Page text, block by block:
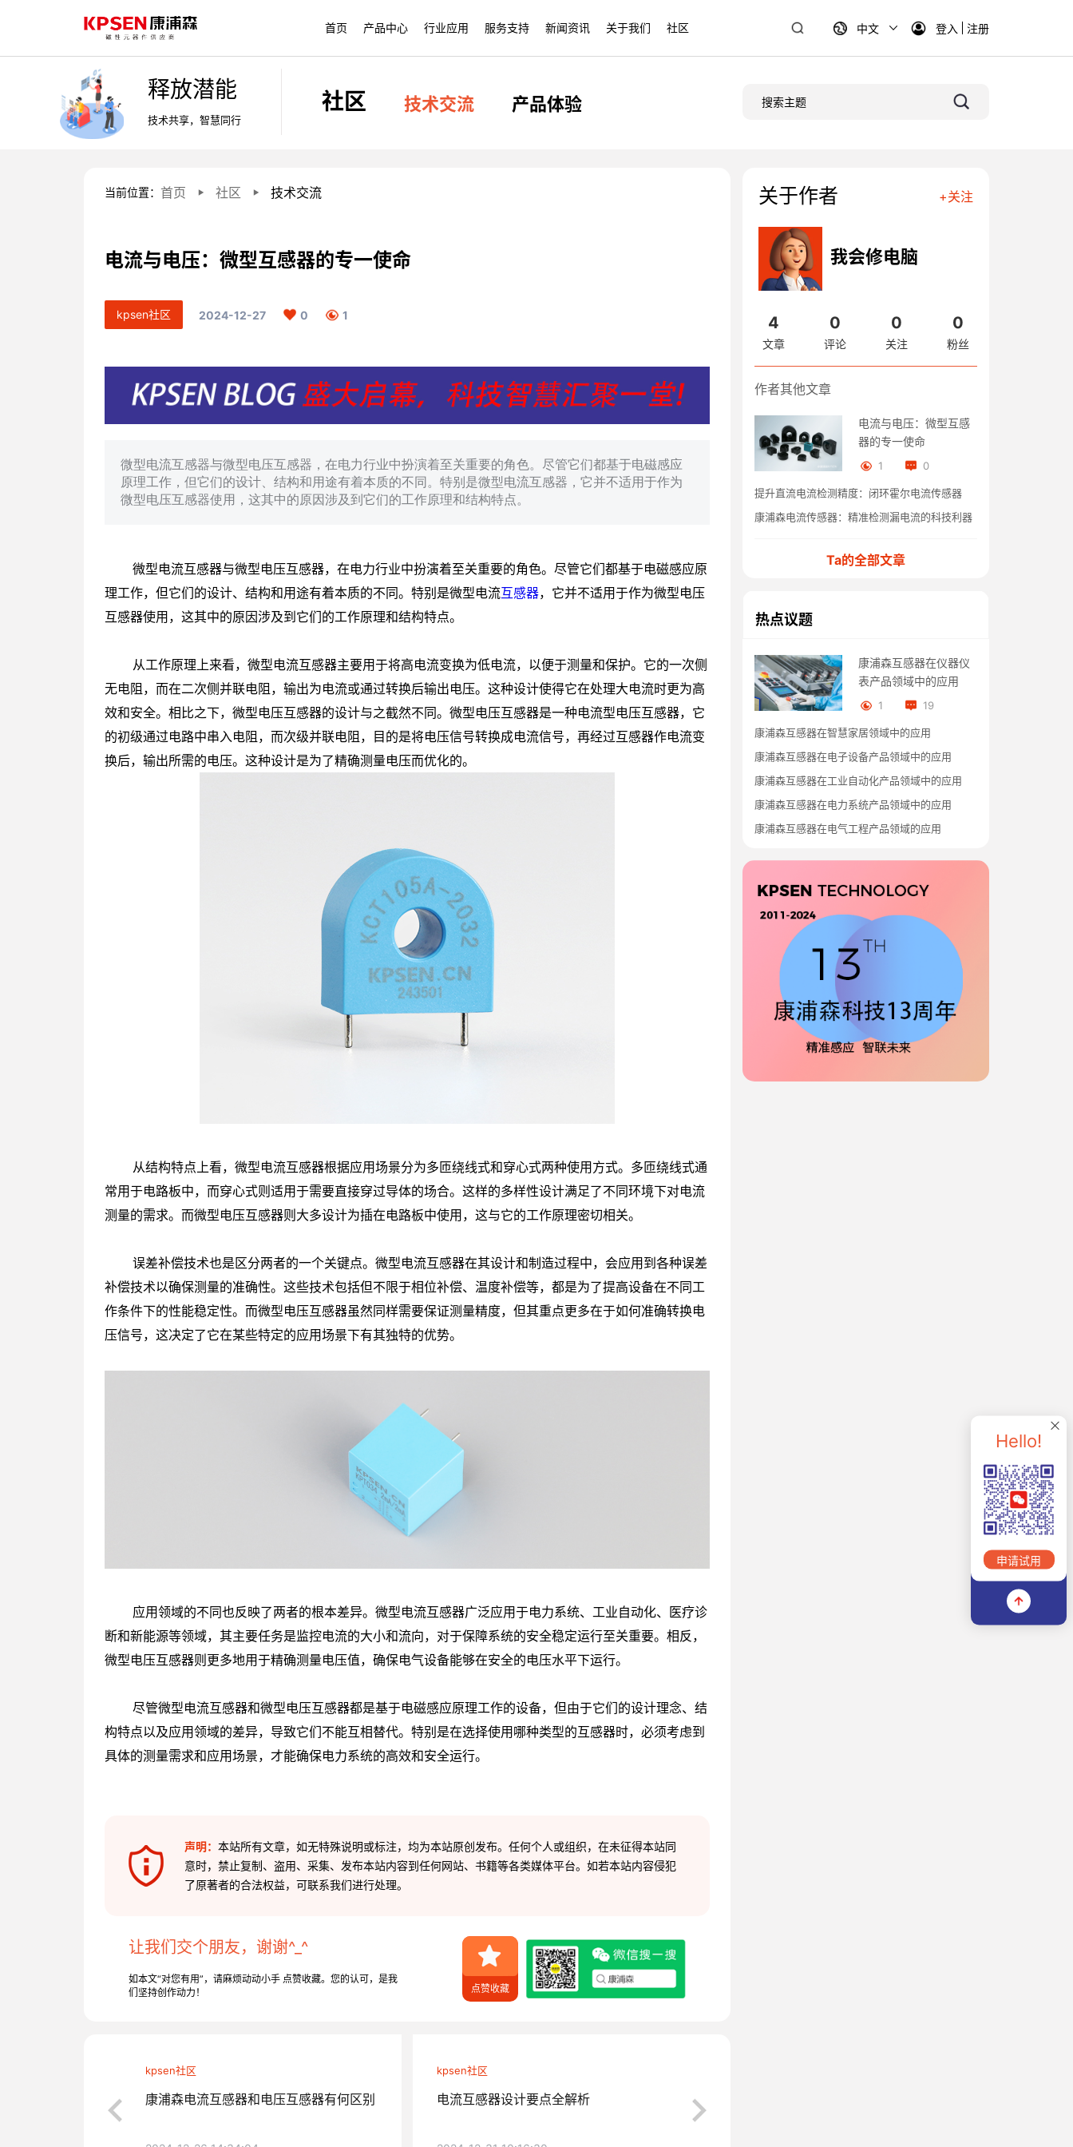
首页 产品中心
电流互感器
直针式电流互感器
引线式电流互感器
三相电流互感器
抗直流互感器
微型电压互感器
针式电压互感器
传感器
行业应用
新能源 电力设备
智能测控 智能家居
服务支持
技术支持 保障服务
样品定制与购买 在线咨询
新闻资讯
公司新闻
关于我们
公司简介 发展历程
加入我们 联系我们
社区
技术交流
中文 登入 注册
释放潜能
技术共享，智慧同行
社区 技术交流 产品体验
当前位置： 首页 ▶ 社区 ▶ 技术交流
电流与电压：微型互感器的专一使命
kpsen社区 2024-12-27 0 1
微型电流互感器与微型电压互感器，在电力行业中扮演着至关重要的角色。尽管它们都基于电磁感应
原理工作，但它们的设计、结构和用途有着本质的不同。特别是微型电流互感器，它并不适用于作为
微型电压互感器使用，这其中的原因涉及到它们的工作原理和结构特点。
微型电流互感器与微型电压互感器，在电力行业中扮演着至关重要的角色。尽管它们都基于电磁感应原
理工作，但它们的设计、结构和用途有着本质的不同。特别是微型电流互感器，它并不适用于作为微型电压
互感器使用，这其中的原因涉及到它们的工作原理和结构特点。
从工作原理上来看，微型电流互感器主要用于将高电流变换为低电流，以便于测量和保护。它的一次侧
无电阻，而在二次侧并联电阻，输出为电流或通过转换后输出电压。这种设计使得它在处理大电流时更为高
效和安全。相比之下，微型电压互感器的设计与之截然不同。微型电压互感器是一种电流型电压互感器，它
的初级通过电路中串入电阻，而次级并联电阻，目的是将电压信号转换成电流信号，再经过互感器作电流变
换后，输出所需的电压。这种设计是为了精确测量电压而优化的。
从结构特点上看，微型电流互感器根据应用场景分为多匝绕线式和穿心式两种使用方式。多匝绕线式通
常用于电路板中，而穿心式则适用于需要直接穿过导体的场合。这样的多样性设计满足了不同环境下对电流
测量的需求。而微型电压互感器则大多设计为插在电路板中使用，这与它的工作原理密切相关。
误差补偿技术也是区分两者的一个关键点。微型电流互感器在其设计和制造过程中，会应用到各种误差
补偿技术以确保测量的准确性。这些技术包括但不限于相位补偿、温度补偿等，都是为了提高设备在不同工
作条件下的性能稳定性。而微型电压互感器虽然同样需要保证测量精度，但其重点更多在于如何准确转换电
压信号，这决定了它在某些特定的应用场景下有其独特的优势。
应用领域的不同也反映了两者的根本差异。微型电流互感器广泛应用于电力系统、工业自动化、医疗诊
断和新能源等领域，其主要任务是监控电流的大小和流向，对于保障系统的安全稳定运行至关重要。相反，
微型电压互感器则更多地用于精确测量电压值，确保电气设备能够在安全的电压水平下运行。
尽管微型电流互感器和微型电压互感器都是基于电磁感应原理工作的设备，但由于它们的设计理念、结
构特点以及应用领域的差异，导致它们不能互相替代。特别是在选择使用哪种类型的互感器时，必须考虑到
具体的测量需求和应用场景，才能确保电力系统的高效和安全运行。
声明： 本站所有文章，如无特殊说明或标注，均为本站原创发布。任何个人或组织，在未征得本站同
意时，禁止复制、盗用、采集、发布本站内容到任何网站、书籍等各类媒体平台。如若本站内容侵犯
了原著者的合法权益，可联系我们进行处理。
让我们交个朋友，谢谢^_^
如本文“对您有用”，请麻烦动动小手 点赞收藏。您的认可，是我
们坚持创作动力！
点赞收藏
kpsen社区
康浦森电流互感器和电压互感器有何区别
kpsen社区
电流互感器设计要点全解析
关于作者 +关注
我会修电脑
4
文章
0
评论
0
关注
0
粉丝
作者其他文章
电流与电压：微型互感
器的专一使命
1 0
提升直流电流检测精度：闭环霍尔电流传感器
康浦森电流传感器：精准检测漏电流的科技利器
Ta的全部文章
热点议题
康浦森互感器在仪器仪
表产品领域中的应用
1 19
康浦森互感器在智慧家居领域中的应用
康浦森互感器在电子设备产品领域中的应用
康浦森互感器在工业自动化产品领域中的应用
康浦森互感器在电力系统产品领域中的应用
康浦森互感器在电气工程产品领域的应用
Hello!
申请试用